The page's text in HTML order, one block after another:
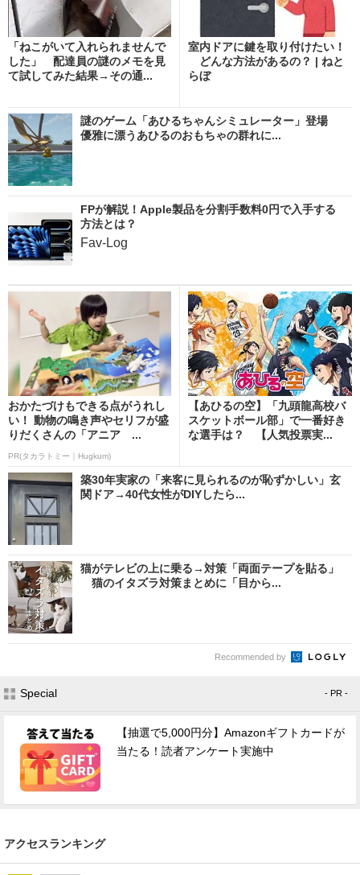
「ねこがいて入れられませんで
した」 配達員の謎のメモを見
て試してみた結果→その通...
室内ドアに鍵を取り付けたい！
どんな方法があるの？ | ねと
らぼ
謎のゲーム「あひるちゃんシミュレーター」登場
優雅に漂うあひるのおもちゃの群れに...
FPが解説！Apple製品を分割手数料0円で入手する
方法とは？
Fav-Log
おかたづけもできる点がうれし
い！ 動物の鳴き声やセリフが盛
りだくさんの「アニア ...
PR(タカラトミー｜Hugkum)
【あひるの空】「九頭龍高校バ
スケットボール部」で一番好き
な選手は？ 【人気投票実...
築30年実家の「来客に見られるのが恥ずかしい」玄
関ドア→40代女性がDIYしたら...
猫がテレビの上に乗る→対策「両面テープを貼る」
猫のイタズラ対策まとめに「目から...
Recommended by
Special - PR -
【抽選で5,000円分】Amazonギフトカードが
当たる！読者アンケート実施中
アクセスランキング